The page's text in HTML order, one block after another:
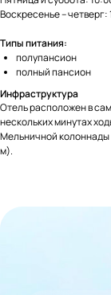
Воскресенье – четверг:
Типы питания:
полупансион
полный пансион
Инфраструктура
Отель расположен в
нескольких минутах
Мельничной
м).